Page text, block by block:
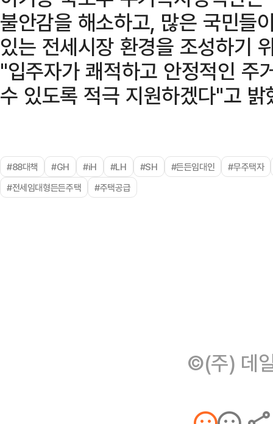
불안감을 해소하고, 많은 국민들
있는 전세시장 환경을 조성하기
"입주자가 쾌적하고 안정적인 주
수 있도록 적극 지원하겠다"고 밝
#88대책 #GH #iH #LH #SH #든든임대인
#무주택자
#전세임대형든든주택
#주택공급
©(주) 데